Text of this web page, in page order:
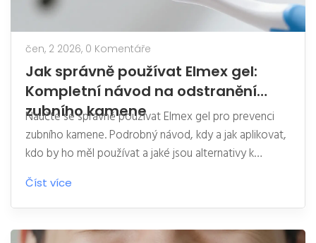
čen, 2 2026, 0 Komentáře
Jak správně používat Elmex gel:
Kompletní návod na odstranění
zubního kamene
Naučte se správně používat Elmex gel pro prevenci
zubního kamene. Podrobný návod, kdy a jak aplikovat,
kdo by ho měl používat a jaké jsou alternativy k
profesionálnímu pískování.
Číst více